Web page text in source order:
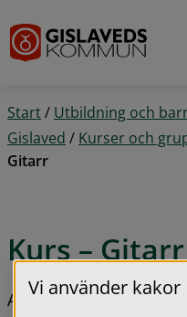
Start/ Utbildning och
Gislaved / Kurser och
Gitarr
Kurs – Gitarr
Ansökan för att börja
Vi använder kakor